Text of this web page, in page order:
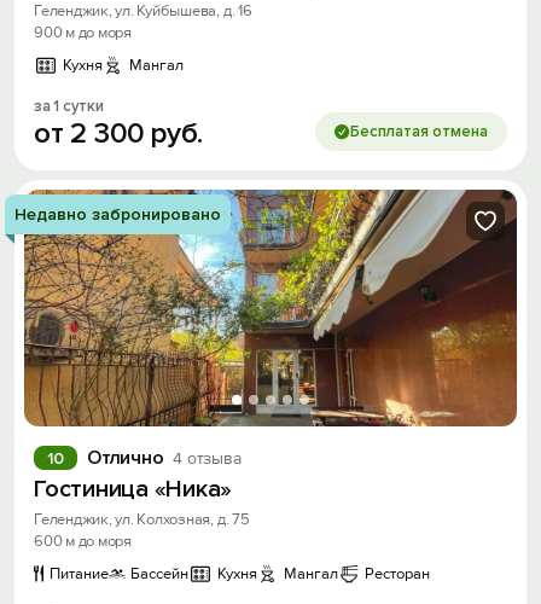
Геленджик, ул. Куйбышева, д. 16
900 м до моря
Кухня
Мангал
за 1 сутки
от 2 300 руб. Бесплатая отмена
Недавно забронировано
Отлично 4 отзыва
10
Гостиница «Ника»
Геленджик, ул. Колхозная, д. 75
600 м до моря
Питание
Бассейн Кухня Мангал Ресторан